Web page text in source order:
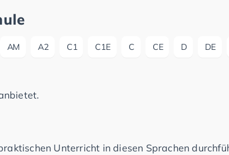
AM A2 C1 C1E C CE D DE
Unterricht in diesen Sprachen